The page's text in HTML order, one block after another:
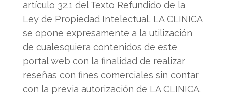
artículo 32.1 del Texto Refundido de la
Ley de Propiedad Intelectual, LA CLINICA
se opone expresamente a la utilización
de cualesquiera contenidos de este
portal web con la finalidad de realizar
reseñas con fines comerciales sin contar
con la previa autorización de LA CLINICA.